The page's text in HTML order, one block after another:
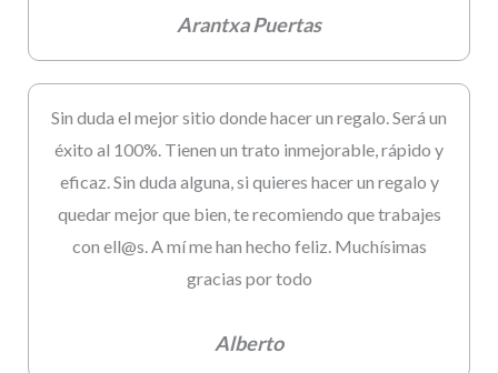
Arantxa Puertas
Sin duda el mejor sitio donde hacer un regalo. Será un
éxito al 100%. Tienen un trato inmejorable, rápido y
eficaz. Sin duda alguna, si quieres hacer un regalo y
quedar mejor que bien, te recomiendo que trabajes
con ell@s. A mí me han hecho feliz. Muchísimas
gracias por todo
Alberto